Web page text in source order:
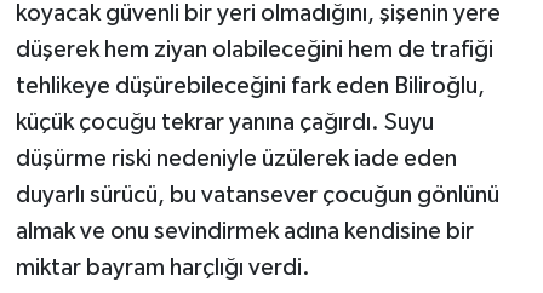
koyacak güvenli bir yeri olmadığını, şişenin yere
düşerek hem ziyan olabileceğini hem de trafiği
tehlikeye düşürebileceğini fark eden Biliroğlu,
küçük çocuğu tekrar yanına çağırdı. Suyu
düşürme riski nedeniyle üzülerek iade eden
duyarlı sürücü, bu vatansever çocuğun gönlünü
almak ve onu sevindirmek adına kendisine bir
miktar bayram harçlığı verdi.